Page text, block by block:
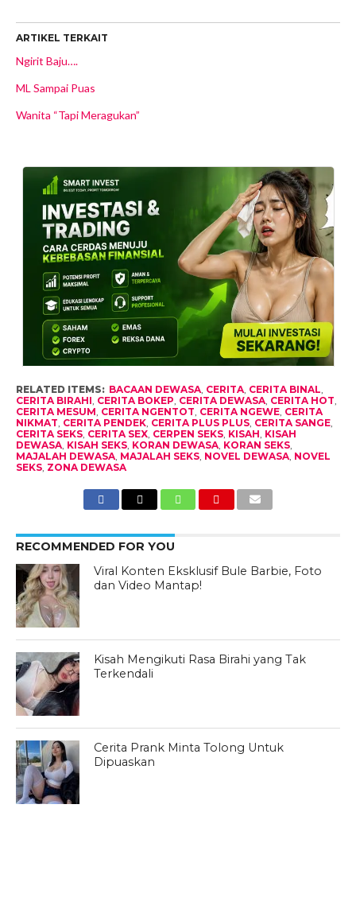
ARTIKEL TERKAIT
Ngirit Baju….
ML Sampai Puas
Wanita “Tapi Meragukan”
RELATED ITEMS: BACAAN DEWASA, CERITA, CERITA BINAL,
CERITA BIRAHI, CERITA BOKEP, CERITA DEWASA, CERITA HOT,
CERITA MESUM, CERITA NGENTOT, CERITA NGEWE, CERITA
NIKMAT, CERITA PENDEK, CERITA PLUS PLUS, CERITA SANGE,
CERITA SEKS, CERITA SEX, CERPEN SEKS, KISAH, KISAH
DEWASA, KISAH SEKS, KORAN DEWASA, KORAN SEKS,
MAJALAH DEWASA, MAJALAH SEKS, NOVEL DEWASA, NOVEL
SEKS, ZONA DEWASA
RECOMMENDED FOR YOU
Viral Konten Eksklusif Bule Barbie, Foto
dan Video Mantap!
Kisah Mengikuti Rasa Birahi yang Tak
Terkendali
Cerita Prank Minta Tolong Untuk
Dipuaskan